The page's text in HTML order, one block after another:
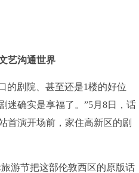
艺沟通世界
剧院、甚至还是1楼的好位
迷确实是享福了。”5月8日，话
首演开场前，家住高新区的剧
游节把这部伦敦西区的原版话